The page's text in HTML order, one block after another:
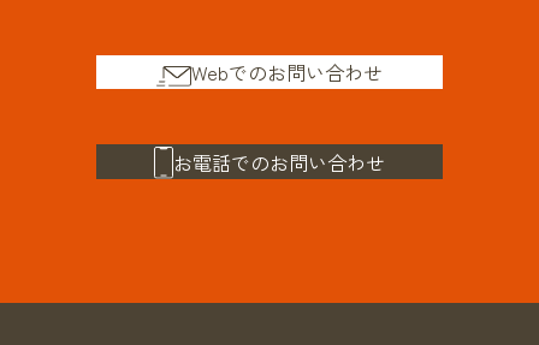
Webでのお問い合わせ
お電話でのお問い合わせ